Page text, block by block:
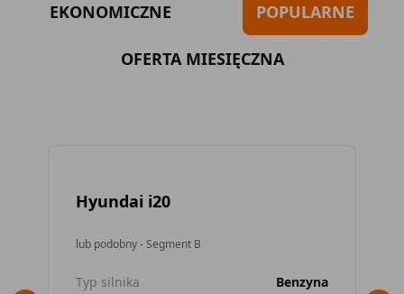
EKONOMICZNE POPULARNE
OFERTA MIESIĘCZNA
Hyundai i20
lub podobny - Segment B
Typ silnika
Benzyna